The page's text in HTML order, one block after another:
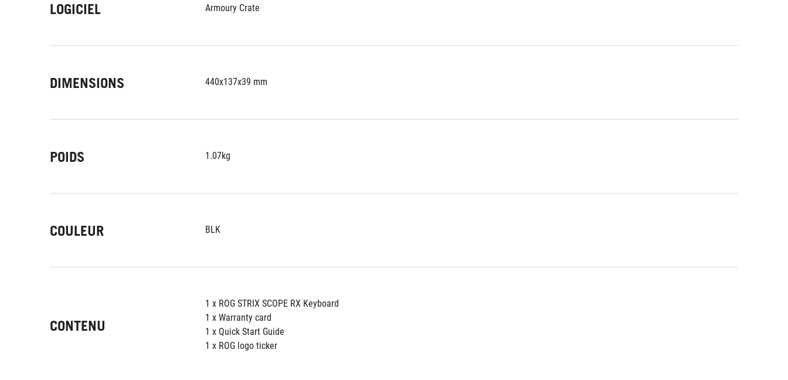
LOGICIEL Armoury Crate
DIMENSIONS 440x137x39 mm
POIDS 1.07kg
COULEUR BLK
CONTENU
1 x ROG STRIX SCOPE RX Keyboard
1 x Warranty card
1 x Quick Start Guide
1 x ROG logo ticker